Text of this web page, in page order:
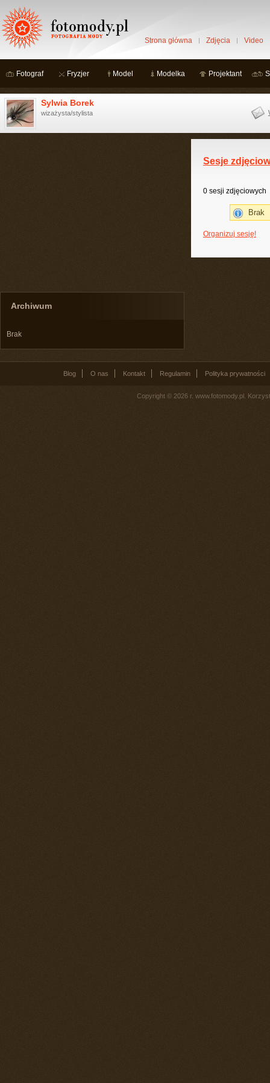
Strona główna Zdjęcia Video
Fotograf Fryzjer Model Modelka Projektant
Sylwia Borek
wizażysta/stylista
Archiwum
Brak
Sesje
0 sesji zdjęciowych
Brak
Organizuj sesję!
Blog O nas Kontakt Regulamin Polityka prywatności
Copyright © 2026 r. www.fotomody.pl.